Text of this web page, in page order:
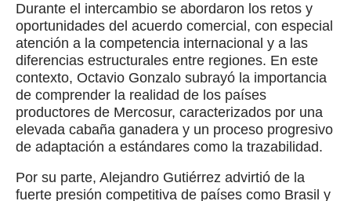
Durante el intercambio se abordaron los retos y
oportunidades del acuerdo comercial, con especial
atención a la competencia internacional y a las
diferencias estructurales entre regiones. En este
contexto, Octavio Gonzalo subrayó la importancia
de comprender la realidad de los países
productores de Mercosur, caracterizados por una
elevada cabaña ganadera y un proceso progresivo
de adaptación a estándares como la trazabilidad.
Por su parte, Alejandro Gutiérrez advirtió de la
fuerte presión competitiva de países como Brasil y